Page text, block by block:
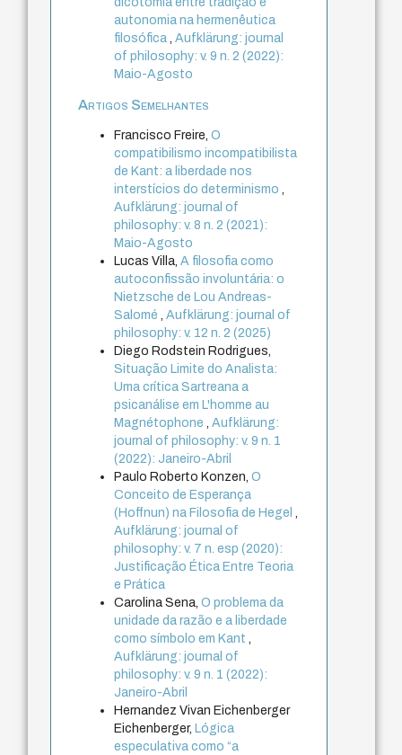
autonomia na hermenêutica
filosófica,Aufklärung: journal
of philosophy: v. 9 n. 2 (2022):
Maio-Agosto
Artigos Semelhantes
Francisco Freire,O
compatibilismo incompatibilista
de Kant: a liberdade nos
interstícios do determinismo,
Aufklärung: journal of
philosophy: v. 8 n. 2 (2021):
Maio-Agosto
Lucas Villa,A filosofia como
autoconfissão involuntária: o
Nietzsche de Lou Andreas-
Salomé,Aufklärung: journal of
philosophy: v. 12 n. 2 (2025)
Diego Rodstein Rodrigues,
Situação Limite do Analista:
Uma crítica Sartreana a
psicanálise em L'homme au
Magnétophone,Aufklärung:
journal of philosophy: v. 9 n. 1
(2022): Janeiro-Abril
Paulo Roberto Konzen,O
Conceito de Esperança
(Hoffnun) na Filosofia de Hegel,
Aufklärung: journal of
philosophy: v. 7 n. esp (2020):
Justificação Ética Entre Teoria
e Prática
Carolina Sena,O problema da
unidade da razão e a liberdade
como símbolo em Kant,
Aufklärung: journal of
philosophy: v. 9 n. 1 (2022):
Janeiro-Abril
Hernandez Vivan Eichenberger
Eichenberger, Lógica
especulativa como “a